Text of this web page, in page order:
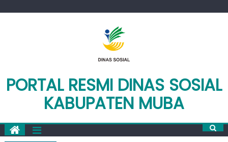
PORTAL RESMI DINAS SOSIAL
KABUPATEN MUBA